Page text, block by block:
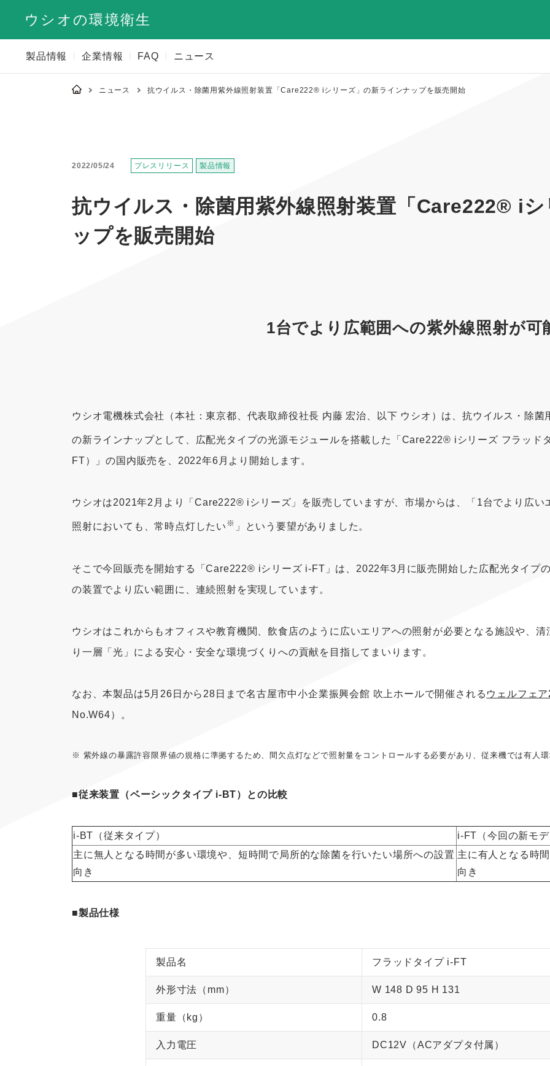
ウシオの環境衛生
製品情報 企業情報 FAQ ニュース
ニュース 抗ウイルス・除菌用紫外線照射装置「Care222® iシリーズ」の新ラインナップを販売開始
2022/05/24 プレスリリース 製品情報
抗ウイルス・除菌用紫外線照射装置「Care222® i
ップを販売開始
1台でより広範囲への紫外線照射が可
ウシオ電機株式会社（本社：東京都、代表取締役社長 内藤 宏治、以下 ウシオ）は、抗ウイルス・除
の新ラインナップとして、広配光タイプの光源モジュールを搭載した「Care222® iシリーズ フラッド
FT）」の国内販売を、2022年6月より開始します。
ウシオは2021年2月より「Care222® iシリーズ」を販売していますが、市場からは、「1台でより広い
照射においても、常時点灯したい ※ 」という要望がありました。
そこで今回販売を開始する「Care222® iシリーズ i-FT」は、2022年3月に販売開始した広配光タイプ
の装置でより広い範囲に、連続照射を実現しています。
ウシオはこれからもオフィスや教育機関、飲食店のように広いエリアへの照射が必要となる施設や、
り一層「光」による安心・安全な環境づくりへの貢献を目指してまいります。
なお、本製品は5月26日から28日まで名古屋市中小企業振興会館 吹上ホールで開催される ウェルフェ
No.W64）。
※ 紫外線の暴露許容限界値の規格に準拠するため、間欠点灯などで照射量をコントロールする必要があり、従来機では有人
■従来装置（ベーシックタイプ i-BT）との比較
i-BT（従来タイプ）
i-FT（今回の新モデ
主に無人となる時間が多い環境や、短時間で局所的な除菌を行いたい場所への設置
向き
主に有人となる時
向き
■製品仕様
製品名 フラッドタイプ i-FT
外形寸法（mm） W 148 D 95 H 131
重量（kg） 0.8
入力電圧 DC12V（ACアダプタ付属）